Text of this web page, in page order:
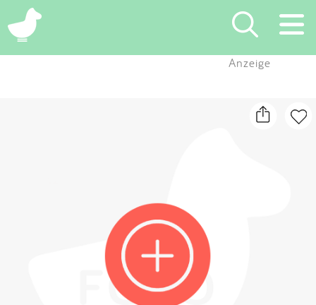
×
Blog
Partner
Kontakt
Anzeige